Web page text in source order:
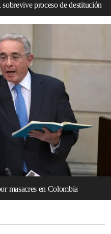
proceso de destitución
masacres en Colombia